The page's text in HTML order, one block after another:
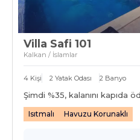
Villa Safi 101
Kalkan / İslamlar
4 Kişi 2 Yatak Odası 2 Banyo
Şimdi %35, kalanını kapıda
Isıtmalı Havuzu Korunaklı